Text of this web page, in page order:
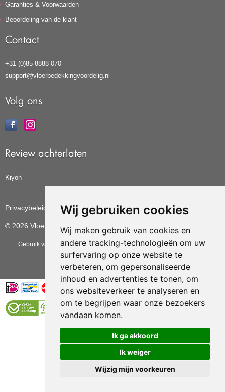
Wij gebruiken cookies
Wij maken gebruik van cookies en
andere tracking-technologieën om uw
surfervaring op onze website te
verbeteren, om gepersonaliseerde
inhoud en advertenties te tonen, om
ons websiteverkeer te analyseren en
om te begrijpen waar onze bezoekers
vandaan komen.
Ik ga akkoord
Ik weiger
Wijzig mijn voorkeuren
Garanties & Voorwaarden
Beoordeling van de klant
Contact
+31 (0)85 8888 070
support@vloerbedekkingvoordelig.nl
Volg ons
Review achterlaten
Kiyoh
Privacybeleid Cookiebeleid Update cookies voorkeuren
© 2026 Vloerbedekkingvoordelig
Gebruik van deze site betekent dat u dealgemene voorwaarden van CBW
erkende woonwinkels accepteert.
Vloerenvoordelig.nl is een onderdeel van